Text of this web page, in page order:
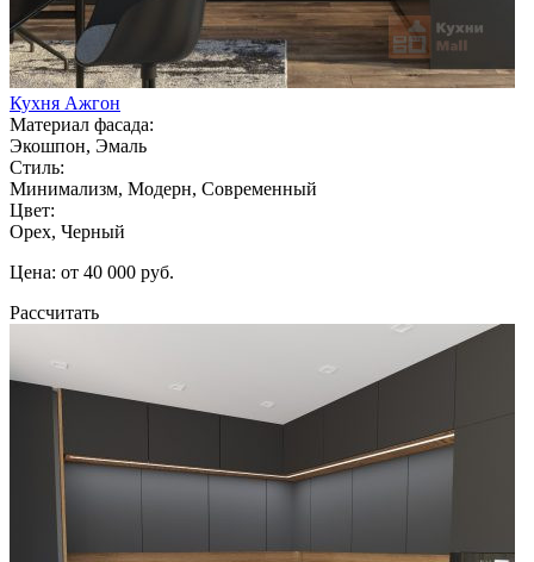
Кухня Ажгон
Материал фасада:
Экошпон, Эмаль
Стиль:
Минимализм, Модерн, Современный
Цвет:
Орех, Черный
Цена: от 40 000 руб.
Рассчитать